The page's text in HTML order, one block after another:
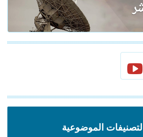
التصنيفات الموضوعية